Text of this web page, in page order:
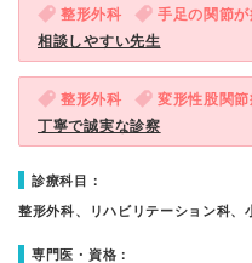
整形外科 手足の関節
相談しやすい先生
整形外科 変形性股関節
丁寧で誠実な診察
診療科目：
整形外科、リハビリテーション科、
専門医・資格：